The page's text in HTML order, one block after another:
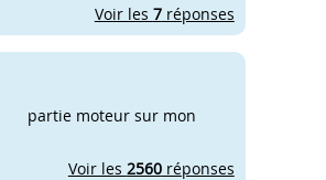
Voir les 7réponses
moteur sur mon
Voir les 2560réponses